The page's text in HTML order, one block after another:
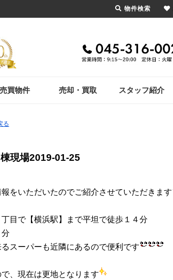
売買物件 売却・買取 スタッフ紹介
る
現場2019-01-25
をいただいたのでご紹介させていただきます
目で【横浜駅】まで平坦で徒歩１４分
スーパーも近隣にあるので便利です
、現在は更地となります
物件検索